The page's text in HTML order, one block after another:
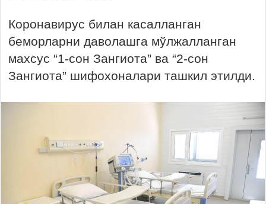
Коронавирус билан касалланган
беморларни даволашга мўлжалланган
махсус “1-сон Зангиота” ва “2-сон
Зангиота” шифохоналари ташкил этилди.